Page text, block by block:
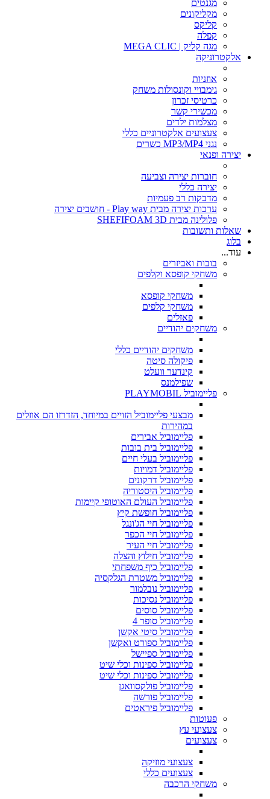
מגנטים
מקליקונים
קליקס
קפלה
מגה קליק | MEGA CLIC
אלקטרוניקה
אוזניות
גימבויי וקונסולות משחק
כרטיסי זכרון
מכשירי קשר
מצלמות ילדים
צעצועים אלקטרוניים כללי
נגני MP3/MP4 כשרים
יצירה ופנאי
חוברות יצירה וצביעה
יצירה כללי
מדבקות רב פעמיות
ערכות יצירה מבית Play way - חושבים יצירה
פלולינה מבית SHEFIFOAM 3D
שאלות ותשובות
בלוג
עוד...
בובות ואביזרים
משחקי קופסא וקלפים
משחקי קופסא
משחקי קלפים
פאזלים
משחקים יהודיים
משחקים יהודיים כללי
פיקולה סיטה
קינדער וועלט
שפילמנס
פליימוביל PLAYMOBIL
מבצעי פליימוביל הזויים במיוחד, הזדרזו הם אוזלים
במהירות
פליימוביל אבירים
פליימוביל בית בובות
פליימוביל בעלי חיים
פליימוביל דמויות
פליימוביל דרקונים
פליימוביל היסטוריה
פליימוביל העולם האוטופי קיימות
פליימוביל חופשת קיץ
פליימוביל חיי הג'ונגל
פליימוביל חיי הכפר
פליימוביל חיי העיר
פליימוביל חילוץ והצלה
פליימוביל כיף משפחתי
פליימוביל משטרת הגלקסיה
פליימוביל נובלמור
פליימוביל נסיכות
פליימוביל סוסים
פליימוביל סופר 4
פליימוביל סיטי אקשן
פליימוביל ספורט ואקשן
פליימוביל ספיישל
פליימוביל ספינות וכלי שיט
פליימוביל ספינות וכלי שיט
פליימוביל פולקסוואגן
פליימוביל פורשה
פליימוביל פיראטים
פעוטות
צעצועי עץ
צעצועים
צעצועי מוזיקה
צעצועים כללי
משחקי הרכבה